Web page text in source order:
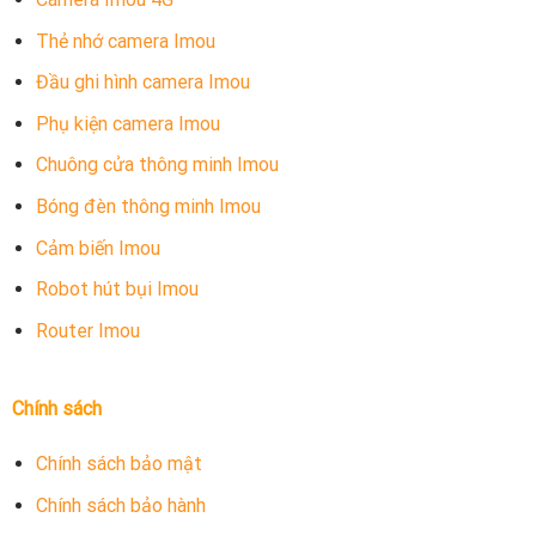
– 5,450,000 VNĐ. Đây là mức giá khá rẻ so với các sản
phẩm khác trên thị trường camera và phù hợp với túi tiền
người Việt.
4. Camera Imou ngoài trời 2MP năng lượng mặt trời
4G IPC-S21FTP có tốt không, nên mua không?
Thiết kế với cực kỳ nhỏ gọn, gam màu tinh tế dễ dàng ẩn
Thẻ nhớ camera Imou
Đầu ghi hình camera Imou
Phụ kiện camera Imou
Chuông cửa thông minh Imou
Bóng đèn thông minh Imou
Cảm biến Imou
Robot hút bụi Imou
Router Imou
Chính sách
Chính sách bảo mật
Chính sách bảo hành